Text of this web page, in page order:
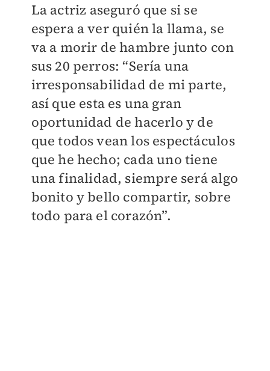
La actriz aseguró que si se
espera a ver quién la llama, se
va a morir de hambre junto con
sus 20 perros: “Sería una
irresponsabilidad de mi parte,
así que esta es una gran
oportunidad de hacerlo y de
que todos vean los espectáculos
que he hecho; cada uno tiene
una finalidad, siempre será algo
bonito y bello compartir, sobre
todo para el corazón”.